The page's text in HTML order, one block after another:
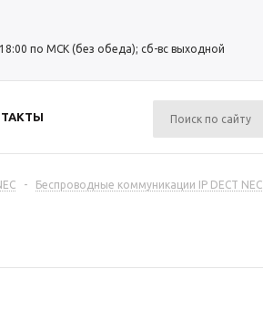
по МСК (без обеда); сб-вс выходной
- Беспроводные коммуникации IP DECT NEC